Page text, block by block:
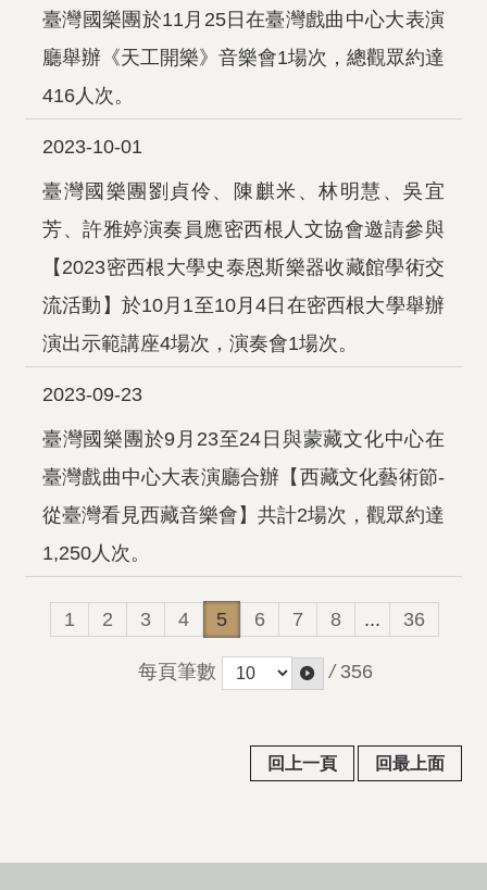
臺灣國樂團於11月25日在臺灣戲曲中心大表演
廳舉辦《天工開樂》音樂會1場次，總觀眾約達
416人次。
2023-10-01
臺灣國樂團劉貞伶、陳麒米、林明慧、吳宜
芳、許雅婷演奏員應密西根人文協會邀請參與
【2023密西根大學史泰恩斯樂器收藏館學術交
流活動】於10月1至10月4日在密西根大學舉辦
演出示範講座4場次，演奏會1場次。
2023-09-23
臺灣國樂團於9月23至24日與蒙藏文化中心在
臺灣戲曲中心大表演廳合辦【西藏文化藝術節-
從臺灣看見西藏音樂會】共計2場次，觀眾約達
1,250人次。
1 2 3 4 5 6 7 8 ... 36
每頁筆數 / 356
回上一頁 回最上面